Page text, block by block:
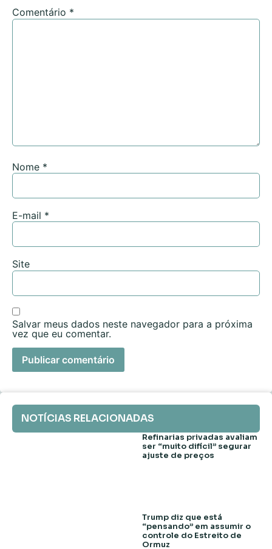
Comentário *
Nome *
E-mail *
Site
Salvar meus dados neste navegador para a próxima
vez que eu comentar.
NOTÍCIAS RELACIONADAS
Refinarias privadas avaliam
ser “muito difícil” segurar
ajuste de preços
Trump diz que está
“pensando” em assumir o
controle do Estreito de
Ormuz